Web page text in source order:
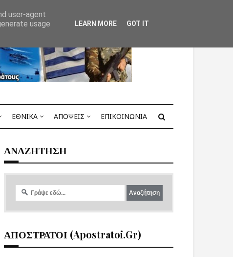
ΕΘΝΙΚΑ ΑΠΟΨΕΙΣ ΕΠΙΚΟΙΝΩΝΙΑ
ΑΝΑΖΗΤΗΣΗ
ΑΠΟΣΤΡΑΤΟΙ (apostratoi.gr)
user-agent
usage
LEARN MORE GOT IT